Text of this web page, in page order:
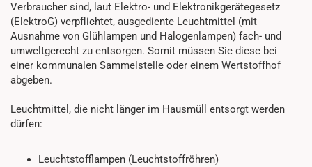
Verbraucher sind, laut Elektro- und Elektronikgerätegesetz
(ElektroG) verpflichtet, ausgediente Leuchtmittel (mit
Ausnahme von Glühlampen und Halogenlampen) fach- und
umweltgerecht zu entsorgen. Somit müssen Sie diese bei
einer kommunalen Sammelstelle oder einem Wertstoffhof
abgeben.
Leuchtmittel, die nicht länger im Hausmüll entsorgt werden
dürfen:
Leuchtstofflampen (Leuchtstoffröhren)